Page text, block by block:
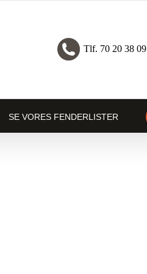
Tlf. 70 20 38 09
SE VORES FENDERLISTER